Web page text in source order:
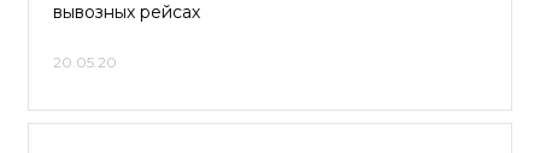
вывозных рейсах
20.05.20